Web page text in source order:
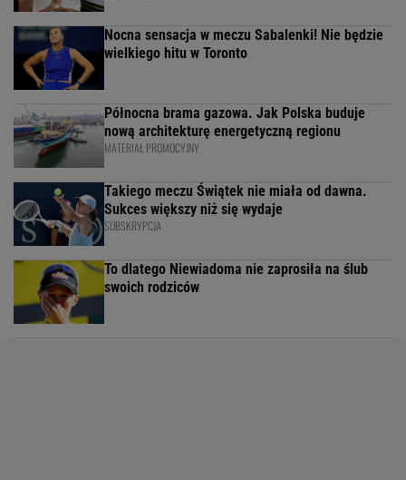
Nocna sensacja w meczu Sabalenki! Nie będzie
wielkiego hitu w Toronto
Północna brama gazowa. Jak Polska buduje
nową architekturę energetyczną regionu
MATERIAŁ PROMOCYJNY
Takiego meczu Świątek nie miała od dawna.
Sukces większy niż się wydaje
SUBSKRYPCJA
To dlatego Niewiadoma nie zaprosiła na ślub
swoich rodziców